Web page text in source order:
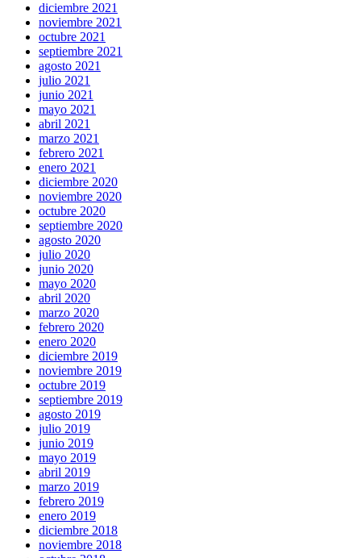
diciembre 2021
noviembre 2021
octubre 2021
septiembre 2021
agosto 2021
julio 2021
junio 2021
mayo 2021
abril 2021
marzo 2021
febrero 2021
enero 2021
diciembre 2020
noviembre 2020
octubre 2020
septiembre 2020
agosto 2020
julio 2020
junio 2020
mayo 2020
abril 2020
marzo 2020
febrero 2020
enero 2020
diciembre 2019
noviembre 2019
octubre 2019
septiembre 2019
agosto 2019
julio 2019
junio 2019
mayo 2019
abril 2019
marzo 2019
febrero 2019
enero 2019
diciembre 2018
noviembre 2018